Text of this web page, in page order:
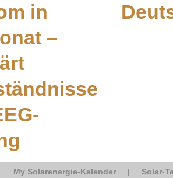
in
–
My Solarenergie-Kalender | Solar-